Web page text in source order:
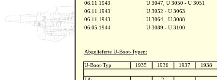
06.11.1943
U 3047, U 3050 - U 3051
06.11.1943
U 3052 - U 3063
06.11.1943
U 3064 - U 3088
06.05.1944
U 3089 - U 3100
Abgelieferte U-Boot-Typen:
U-Boot-Typ 1935 1936 1937 1938